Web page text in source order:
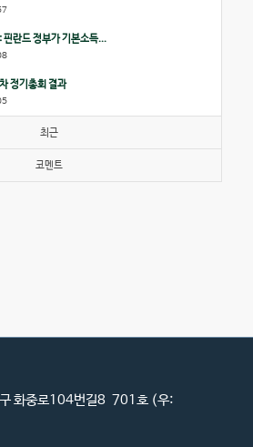
핀란드 정부가 기본소득...
정기총회 결과
최근
코멘트
구 화중로104번길8 701호 (우: